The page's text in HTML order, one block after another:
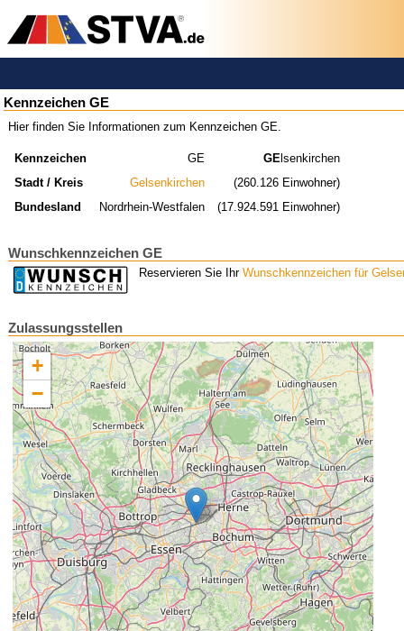
Kennzeichen GE
Hier finden Sie Informationen zum Kennzeichen GE.
Kennzeichen GE GElsenkirchen
Stadt / Kreis
Gelsenkirchen
(260.126 Einwohner)
Bundesland
Nordrhein-Westfalen (17.924.591 Einwohner)
Wunschkennzeichen GE
Reservieren Sie Ihr Wunschkennzeichen für
Zulassungsstellen
+
−